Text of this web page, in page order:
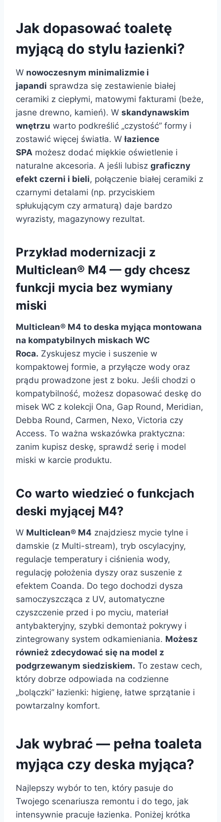
Jak dopasować toaletę
myjącą do stylu łazienki?
W nowoczesnym minimalizmie i
japandi sprawdza się zestawienie białej
ceramiki z ciepłymi, matowymi fakturami (beże,
jasne drewno, kamień). W skandynawskim
wnętrzu warto podkreślić „czystość” formy i
zostawić więcej światła. Włazience
SPA możesz dodać miękkie oświetlenie i
naturalne akcesoria. A jeśli lubisz graficzny
efekt czerni i bieli, połączenie białej ceramiki z
czarnymi detalami (np. przyciskiem
spłukującym czy armaturą) daje bardzo
wyrazisty, magazynowy rezultat.
Przykład modernizacji z
Multiclean® M4 — gdy chcesz
funkcji mycia bez wymiany
miski
Multiclean® M4 to deska myjąca montowana
na kompatybilnych miskach WC
Roca. Zyskujesz mycie i suszenie w
kompaktowej formie, a przyłącze wody oraz
prądu prowadzone jest z boku. Jeśli chodzi o
kompatybilność, możesz dopasować deskę do
misek WC z kolekcji Ona, Gap Round, Meridian,
Debba Round, Carmen, Nexo, Victoria czy
Access. To ważna wskazówka praktyczna:
zanim kupisz deskę, sprawdź serię i model
miski w karcie produktu.
Co warto wiedzieć o funkcjach
deski myjącej M4?
W Multiclean® M4 znajdziesz mycie tylne i
damskie (z Multi-stream), tryb oscylacyjny,
regulacje temperatury i ciśnienia wody,
regulację położenia dyszy oraz suszenie z
efektem Coanda. Do tego dochodzi dysza
samoczyszcząca z UV, automatyczne
czyszczenie przed i po myciu, materiał
antybakteryjny, szybki demontaż pokrywy i
zintegrowany system odkamieniania. Możesz
również zdecydować się na model z
podgrzewanym siedziskiem. To zestaw cech,
który dobrze odpowiada na codzienne
„bolączki” łazienki: higienę, łatwe sprzątanie i
powtarzalny komfort.
Jak wybrać — pełna toaleta
myjąca czy deska myjąca?
Najlepszy wybór to ten, który pasuje do
Twojego scenariusza remontu i do tego, jak
intensywnie pracuje łazienka. Poniżej krótka